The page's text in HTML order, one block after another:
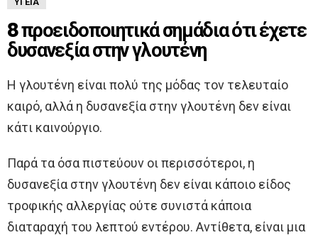
8 προειδοποιητικά σημάδια ότι έχετε
δυσανεξία στην γλουτένη
Η γλουτένη είναι πολύ της μόδας τον τελευταίο
καιρό, αλλά η δυσανεξία στην γλουτένη δεν είναι
κάτι καινούργιο.
Παρά τα όσα πιστεύουν οι περισσότεροι, η
δυσανεξία στην γλουτένη δεν είναι κάποιο είδος
τροφικής αλλεργίας ούτε συνιστά κάποια
διαταραχή του λεπτού εντέρου. Αντίθετα, είναι μια